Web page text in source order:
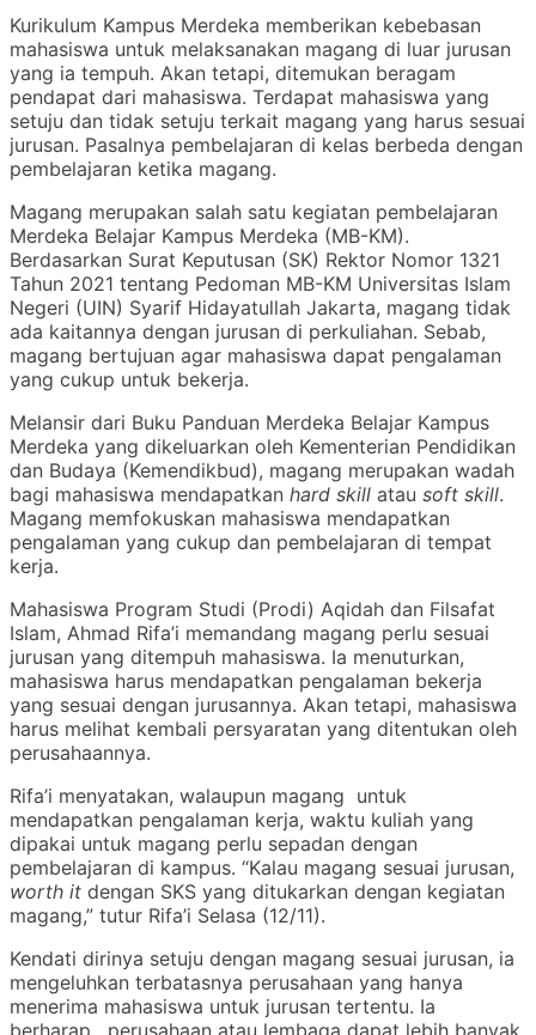
Kurikulum Kampus Merdeka memberikan kebebasan
mahasiswa untuk melaksanakan magang di luar jurusan
yang ia tempuh. Akan tetapi, ditemukan beragam
pendapat dari mahasiswa. Terdapat mahasiswa yang
setuju dan tidak setuju terkait magang yang harus sesuai
jurusan. Pasalnya pembelajaran di kelas berbeda dengan
pembelajaran ketika magang.
Magang merupakan salah satu kegiatan pembelajaran
Merdeka Belajar Kampus Merdeka (MB-KM).
Berdasarkan Surat Keputusan (SK) Rektor Nomor 1321
Tahun 2021 tentang Pedoman MB-KM Universitas Islam
Negeri (UIN) Syarif Hidayatullah Jakarta, magang tidak
ada kaitannya dengan jurusan di perkuliahan. Sebab,
magang bertujuan agar mahasiswa dapat pengalaman
yang cukup untuk bekerja.
Melansir dari Buku Panduan Merdeka Belajar Kampus
Merdeka yang dikeluarkan oleh Kementerian Pendidikan
dan Budaya (Kemendikbud), magang merupakan wadah
bagi mahasiswa mendapatkan hard skill atau soft skill.
Magang memfokuskan mahasiswa mendapatkan
pengalaman yang cukup dan pembelajaran di tempat
kerja.
Mahasiswa Program Studi (Prodi) Aqidah dan Filsafat
Islam, Ahmad Rifa’i memandang magang perlu sesuai
jurusan yang ditempuh mahasiswa. Ia menuturkan,
mahasiswa harus mendapatkan pengalaman bekerja
yang sesuai dengan jurusannya. Akan tetapi, mahasiswa
harus melihat kembali persyaratan yang ditentukan oleh
perusahaannya.
Rifa’i menyatakan, walaupun magang untuk
mendapatkan pengalaman kerja, waktu kuliah yang
dipakai untuk magang perlu sepadan dengan
pembelajaran di kampus. “Kalau magang sesuai jurusan,
worth it dengan SKS yang ditukarkan dengan kegiatan
magang,” tutur Rifa’i Selasa (12/11).
Kendati dirinya setuju dengan magang sesuai jurusan, ia
mengeluhkan terbatasnya perusahaan yang hanya
menerima mahasiswa untuk jurusan tertentu. Ia
berharap, perusahaan atau lembaga dapat lebih banyak